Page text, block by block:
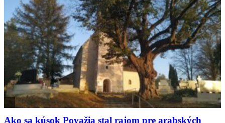
Ako sa kúsok Považia stal rajom pre arabských